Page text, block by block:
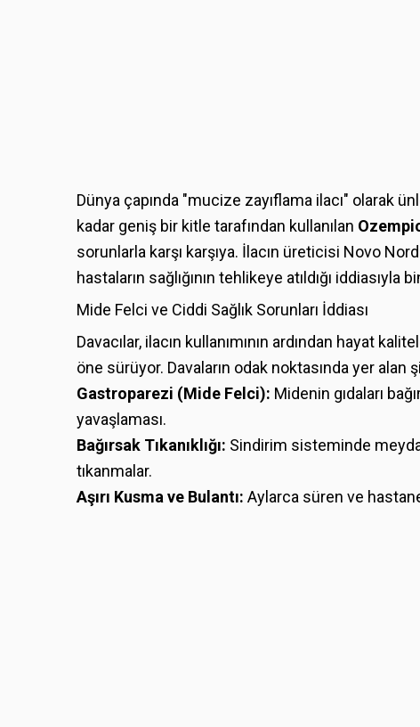
Dünya çapında "mucize zayıflama ilacı" olarak
kadar geniş bir kitle tarafından kullanılan
sorunlarla karşı karşıya. İlacın üreticisi Novo
hastaların sağlığının tehlikeye atıldığı iddiasıyla
Mide Felci ve Ciddi Sağlık Sorunları İddiası
Davacılar, ilacın kullanımının ardından hayat
öne sürüyor. Davaların odak noktasında yer alan
Gastroparezi (Mide Felci): Midenin gıdaları
yavaşlaması.
Bağırsak Tıkanıklığı: Sindirim sisteminde
tıkanmalar.
Aşırı Kusma ve Bulantı: Aylarca süren ve